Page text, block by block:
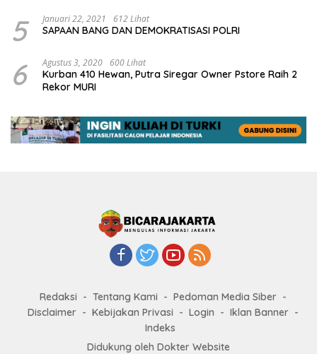
5 Januari 22, 2021 612 Lihat
SAPAAN BANG DAN DEMOKRATISASI POLRI
6 Agustus 3, 2020 600 Lihat
Kurban 410 Hewan, Putra Siregar Owner Pstore Raih 2
Rekor MURI
Redaksi Tentang Kami
Pedoman Media Siber
Disclaimer
Kebijakan Privasi Login
Iklan Banner
Indeks
Didukung oleh Dokter Website